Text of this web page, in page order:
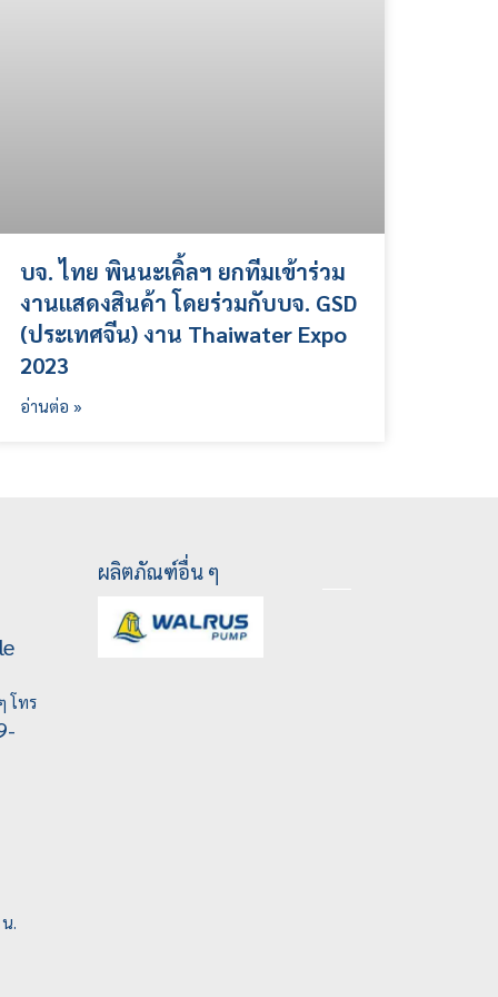
บจ. ไทย พินนะเคิ้ลฯ ยกทีมเข้าร่วม
งานแสดงสินค้า โดยร่วมกับบจ. GSD
(ประเทศจีน) งาน Thaiwater Expo
2023
อ่านต่อ »
โทร
.
ผลิตภัณฑ์อื่น ๆ